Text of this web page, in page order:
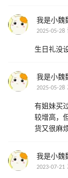
我是小魏
2025-05-28
生日礼没
我是小魏
2025-05-28
有姐妹买
较增高，
货又很麻
我是小魏
2023-07-21